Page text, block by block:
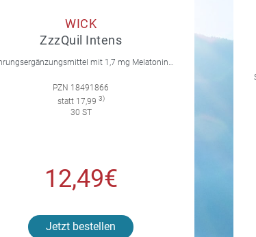
WICK
ZzzQuil Intens
Nahrungsergänzungsmittel mit 1,7 mg Melatonin, Vitamin B6, Kamille, Lavendel und Baldrian. Mit natürlichem Waldfruchtgeschmack.
PZN 18491866
statt 17,99 3)
30 ST
12,49€
Jetzt bestellen